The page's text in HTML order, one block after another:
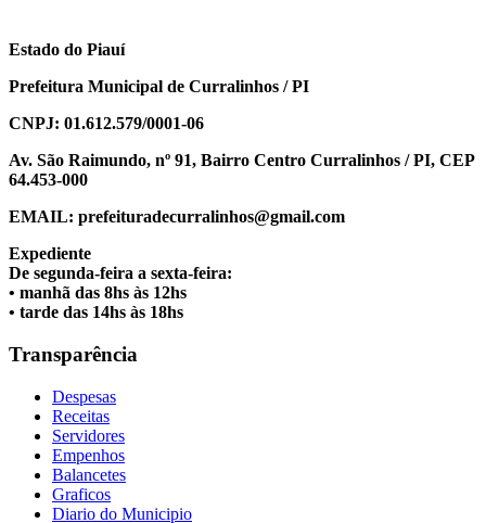
Estado do Piauí
Prefeitura Municipal de Curralinhos / PI
CNPJ: 01.612.579/0001-06
Av. São Raimundo, nº 91, Bairro Centro Curralinhos / PI, CEP
64.453-000
EMAIL: prefeituradecurralinhos@gmail.com
Expediente
De segunda-feira a sexta-feira:
• manhã das 8hs às 12hs
• tarde das 14hs às 18hs
Transparência
Despesas
Receitas
Servidores
Empenhos
Balancetes
Graficos
Diario do Municipio